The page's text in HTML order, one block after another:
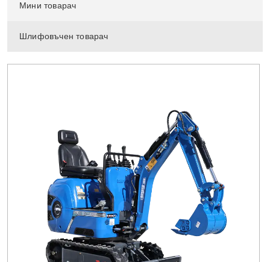
Мини товарач
Шлифовъчен товарач